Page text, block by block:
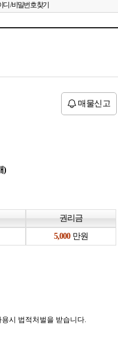
디 / 비밀번호 찾기
매물신고
)
권리금
만원
시 법적처벌을 받습니다.